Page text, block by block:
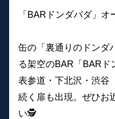
「BARドンダバダ」オ
缶の「裏通りのドンダ
る架空のBAR「BARド
表参道・下北沢・渋谷
続く扉も出現。ぜひお
い🕵